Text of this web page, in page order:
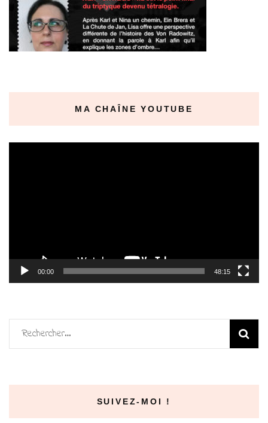
MA CHAÎNE YOUTUBE
00:00 48:15
Rechercher :
SUIVEZ-MOI !